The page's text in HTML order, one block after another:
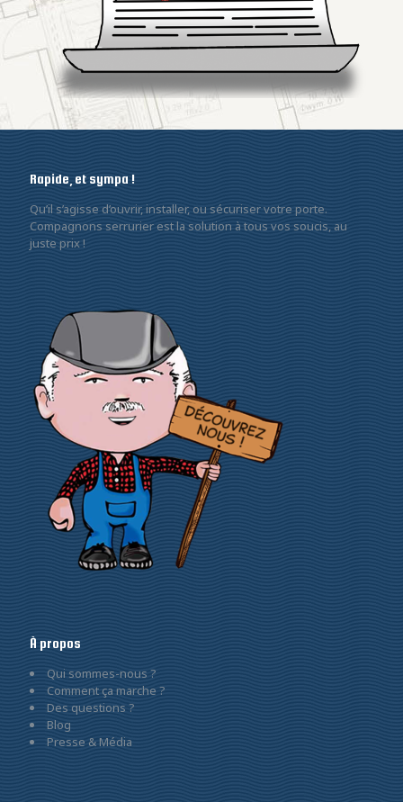
Rapide, et sympa !
Qu’il s’agisse d’ouvrir, installer, ou sécuriser votre porte.
Compagnons serrurier est la solution à tous vos soucis, au
juste prix !
À propos
Qui sommes-nous ?
Comment ça marche ?
Des questions ?
Blog
Presse & Média